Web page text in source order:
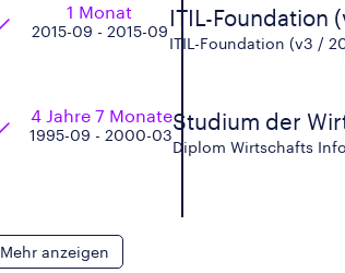
1 Monat
2015-09 - 2015-09
ITIL-Foundation
ITIL-Foundation (v3 /
4 Jahre 7 Monate
1995-09 - 2000-03
Studium der
Diplom Wirtschafts
Mehr anzeigen